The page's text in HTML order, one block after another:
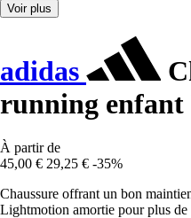
Voir plus
adidas
running
À partir de
45,00 € 29,25 € -35%
Chaussure offrant un bon
Lightmotion amortie pour plus de